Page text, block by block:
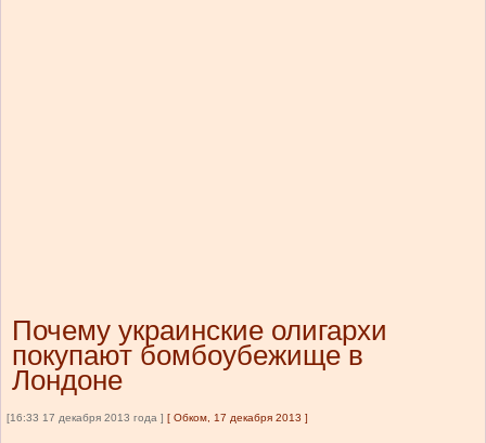
Почему украинские олигархи
покупают бомбоубежище в
Лондоне
[16:33 17 декабря 2013 года ] [ Обком, 17 декабря 2013 ]